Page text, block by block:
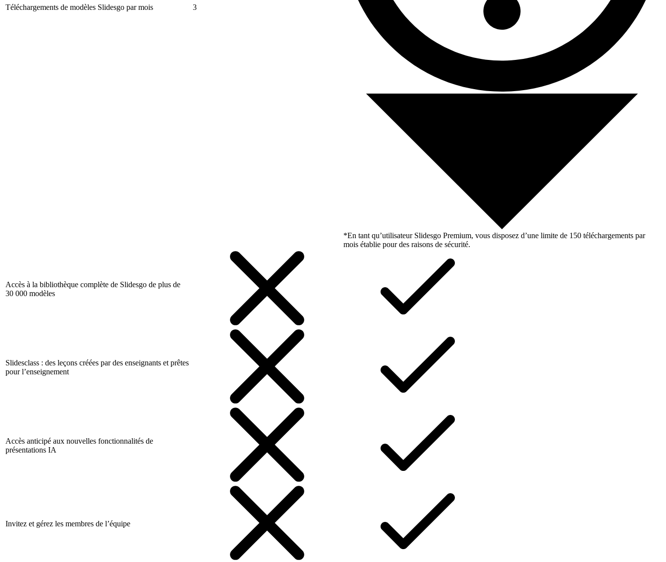
Téléchargements de modèles Slidesgo par mois 3
*En tant qu’utilisateur Slidesgo Premium, vous disposez d’une limite de 150 téléchargements par
mois établie pour des raisons de sécurité.
Accès à la bibliothèque complète de Slidesgo de plus de
30 000 modèles
Slidesclass : des leçons créées par des enseignants et prêtes
pour l’enseignement
Accès anticipé aux nouvelles fonctionnalités de
présentations IA
Invitez et gérez les membres de l’équipe